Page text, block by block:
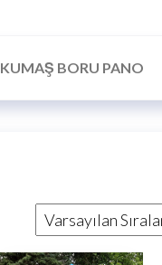
KUMAŞ BORU PANO